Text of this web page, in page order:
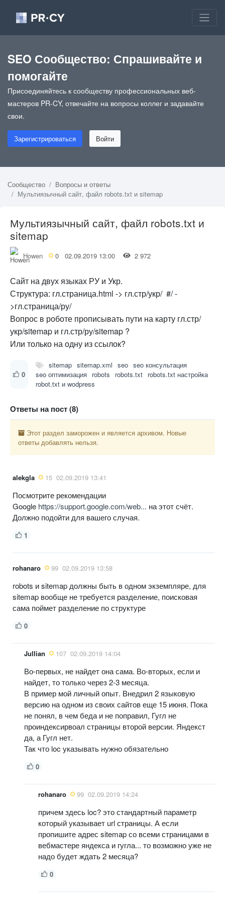
SEO Сообщество: Спрашивайте и
помогайте
Присоединяйтесь к сообществу профессиональных веб-
мастеров PR-CY, отвечайте на вопросы коллег и задавайте
свои.
Зарегистрироваться Войти
Сообщество
Вопросы и ответы
Мультиязычный сайт, файл robots.txt и sitemap
Мультиязычный сайт, файл robots.txt и
sitemap
Howen 0 02.09.2019 13:00 2 972
Сайт на двух языках РУ и Укр.
Структура: гл.страница.html -> гл.стр/укр/ #/ -
>гл.страница/ру/
Вопрос в роботе прописывать пути на карту гл.стр/
укр/sitemap и гл.стр/ру/sitemap ?
Или только на одну из ссылок?
0
sitemap sitemap.xml seo seo консультация
seo оптимизация robots robots.txt robots.txt настройка
robot.txt и wodpress
Ответы на пост (8)
Этот раздел заморожен и является архивом. Новые
ответы добавлять нельзя.
alekgla 15 02.09.2019 13:41
Посмотрите рекомендации
Google https://support.google.com/web... на этот счёт.
Должно подойти для вашего случая.
1
rohanaro 99 02.09.2019 13:58
robots и sitemap должны быть в одном экземпляре, для
sitemap вообще не требуется разделение, поисковая
сама поймет разделение по структуре
0
Jullian 107 02.09.2019 14:04
Во-первых, не найдет она сама. Во-вторых, если и
найдет, то только через 2-3 месяца.
В пример мой личный опыт. Внедрил 2 языковую
версию на одном из своих сайтов еще 15 июня. Пока
не понял, в чем беда и не поправил, Гугл не
проиндексирвоал страницы второй версии. Яндекст
да, а Гугл нет.
Так что loc указывать нужно обязательно
0
rohanaro 99 02.09.2019 14:24
причем здесь loc? это стандартный параметр
который указывает url страницы. А если
пропишите адрес sitemap со всеми страницами в
вебмастере яндекса и гугла... то возможно уже не
надо будет ждать 2 месяца?
0